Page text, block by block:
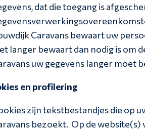
dat die toegang is
Caravans bewaart uw
langer bewaart dan nodig is om
uw gegevens langer moet
en profilering
zijn tekstbestandjes die op
bezoekt. Op de